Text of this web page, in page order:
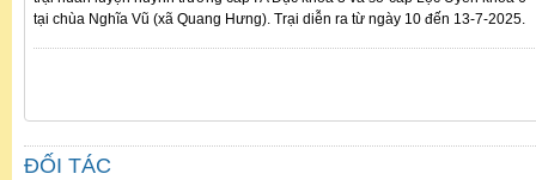
tại chùa Nghĩa Vũ (xã Quang Hưng). Trại diễn ra từ ngày 10 đến 13-7-2025.
ĐỐI TÁC